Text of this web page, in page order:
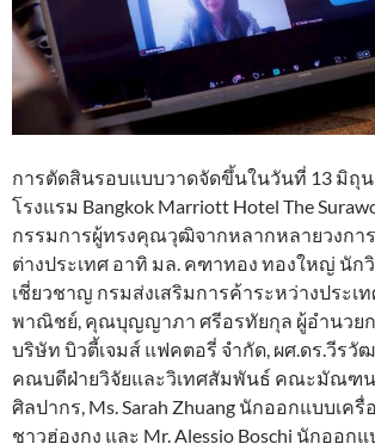
การตัดสินรอบแบบวาดจัดขึ้นในวันที่ 13 มิถุ
โรงแรม Bangkok Marriott Hotel The
กรรมการผู้ทรงคุณวุฒิจากหลากหลายวงกา
ต่างประเทศ อาทิ มล. คฑาทอง ทองใหญ่ นั
เชี่ยวชาญ กรมส่งเสริมการค้าระหว่างประเ
พาณิชย์, คุณบุญญาภา ศรีอรทัยกุล ผู้อำนวยก
บริษัท บิวตี้เจมส์ แฟคตอรี่ จำกัด, ผศ.ดร.วีรวั
คณบดีฝ่ายวิจัยและวิเทศสัมพันธ์ คณะมัณฑ
ศิลปากร, Ms. Sarah Zhuang นักออกแบบเค
ชาวฮ่องกง และ Mr. Alessio Boschi นักออก